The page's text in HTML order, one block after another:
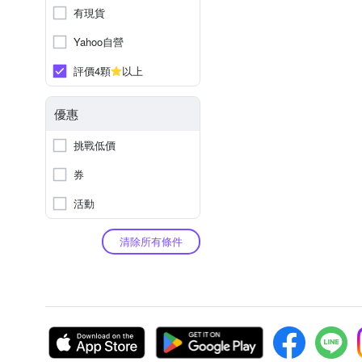
有現貨
Yahoo自營
評價4顆
以上
優惠
挑戰低價
券
活動
清除所有條件